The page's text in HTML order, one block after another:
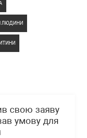
ЛЮДИНИ
свою заяву
умову для